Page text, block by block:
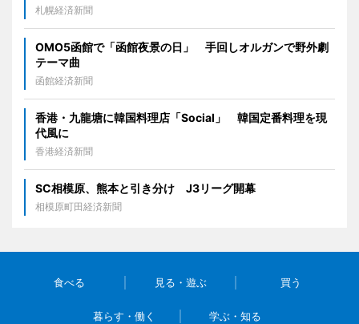
札幌経済新聞
OMO5函館で「函館夜景の日」 手回しオルガンで野外劇
テーマ曲
函館経済新聞
香港・九龍塘に韓国料理店「Social」 韓国定番料理を現
代風に
香港経済新聞
SC相模原、熊本と引き分け J3リーグ開幕
相模原町田経済新聞
食べる 見る・遊ぶ 買う
暮らす・働く 学ぶ・知る